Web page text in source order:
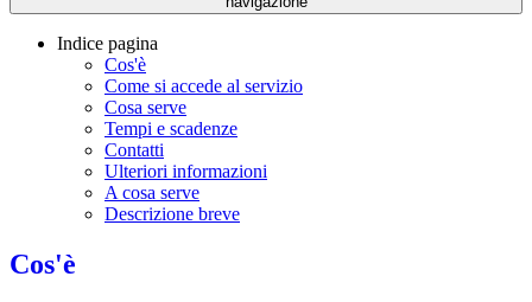
Indice pagina
Cos'è
Come si accede al servizio
Cosa serve
Tempi e scadenze
Contatti
Ulteriori informazioni
A cosa serve
Descrizione breve
Cos'è